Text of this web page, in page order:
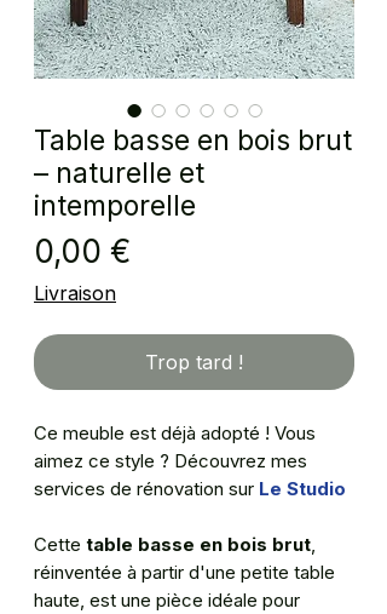
Table basse en bois brut
– naturelle et
intemporelle
0,00 €
Livraison
Trop tard !
Ce meuble est déjà adopté ! Vous
aimez ce style ? Découvrez mes
services de rénovation sur Le Studio
Cette table basse en bois brut,
réinventée à partir d'une petite table
haute, est une pièce idéale pour